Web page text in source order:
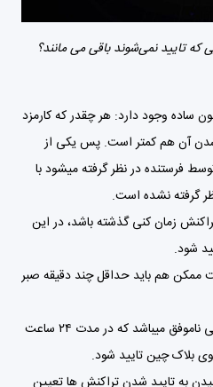
که تایید نمی‌شوند باقی می مانند؟
ساده وجود دارد: هر چقدر که کارمزد
شدن آن هم کمتر است. پس یکی از
فرستنده در نظر گرفته میشود با
گرفته نشده است.
زمان کنی گذشته باشد، در این
شود.
ممکن هم باید حداقل چند دقیقه صبر
در کل یک تراکنش بیت کوین زمانی ناموفق میباشد که در مدت ۲۴ ساعت
بلاک چین تایید شود.
به تایید شدن تراکنش ها تعیین